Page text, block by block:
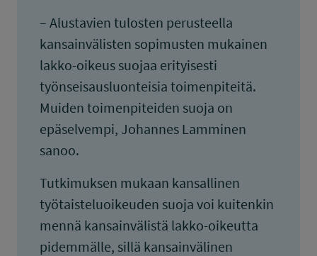
– Alustavien tulosten perusteella
kansainvälisten sopimusten mukainen
lakko-oikeus suojaa erityisesti
työnseisausluonteisia toimenpiteitä.
Muiden toimenpiteiden suoja on
epäselvempi, Johannes Lamminen
sanoo.
Tutkimuksen mukaan kansallinen
työtaisteluoikeuden suoja voi kuitenkin
mennä kansainvälistä lakko-oikeutta
pidemmälle, sillä kansainvälinen